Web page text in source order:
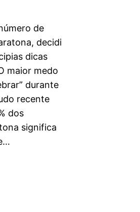
de
decidi
dicas
maior medo
durante
recente
dos
significa